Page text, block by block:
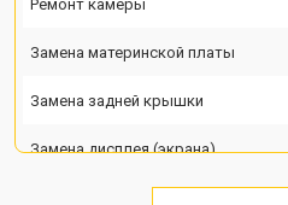
Ремонт камеры
Замена материнской платы
Замена задней крышки
Замена дисплея (экрана)